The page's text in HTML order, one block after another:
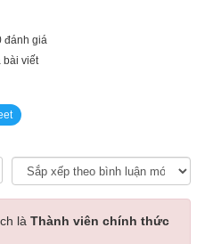
đánh giá
bài viết
là Thành viên chính thức